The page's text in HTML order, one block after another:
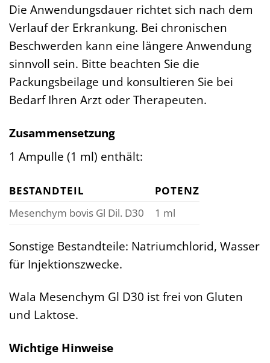
Die Anwendungsdauer richtet sich nach dem
Verlauf der Erkrankung. Bei chronischen
Beschwerden kann eine längere Anwendung
sinnvoll sein. Bitte beachten Sie die
Packungsbeilage und konsultieren Sie bei
Bedarf Ihren Arzt oder Therapeuten.
Zusammensetzung
1 Ampulle (1 ml) enthält:
BESTANDTEIL
POTENZ
Mesenchym bovis Gl Dil. D30
1 ml
Sonstige Bestandteile: Natriumchlorid, Wasser
für Injektionszwecke.
Wala Mesenchym Gl D30 ist frei von Gluten
und Laktose.
Wichtige Hinweise